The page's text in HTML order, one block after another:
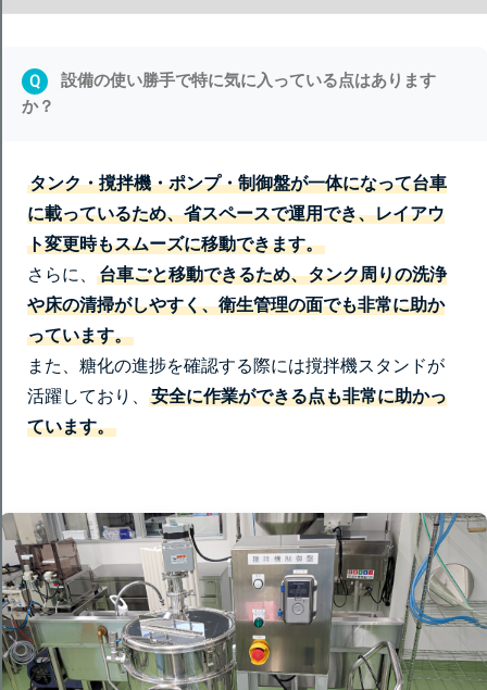
Q
設備の使い勝手で特に気に入っている点はあります
か？
タンク・撹拌機・ポンプ・制御盤が一体になって台車
に載っているため、省スペースで運用でき、レイアウ
ト変更時もスムーズに移動できます。
さらに、
台車ごと移動できるため、タンク周りの洗浄
や床の清掃がしやすく、衛生管理の面でも非常に助か
っています。
また、糖化の進捗を確認する際には撹拌機スタンドが
活躍しており、
安全に作業ができる点も非常に助かっ
ています。